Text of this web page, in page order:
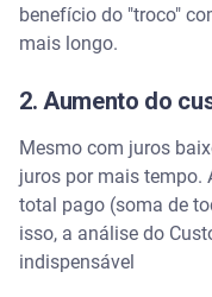
benefício do "troco"
mais longo.
2. Aumento do
Mesmo com juros
juros por mais tempo.
total pago (soma de
isso, a análise do
indispensável